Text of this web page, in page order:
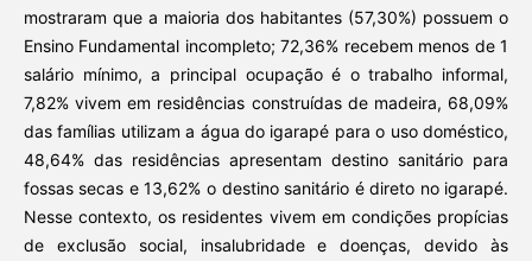
mostraram que a maioria dos habitantes (57,30%) possuem o
Ensino Fundamental incompleto; 72,36% recebem menos de 1
salário mínimo, a principal ocupação é o trabalho informal,
7,82% vivem em residências construídas de madeira, 68,09%
das famílias utilizam a água do igarapé para o uso doméstico,
48,64% das residências apresentam destino sanitário para
fossas secas e 13,62% o destino sanitário é direto no igarapé.
Nesse contexto, os residentes vivem em condições propícias
de exclusão social, insalubridade e doenças, devido às